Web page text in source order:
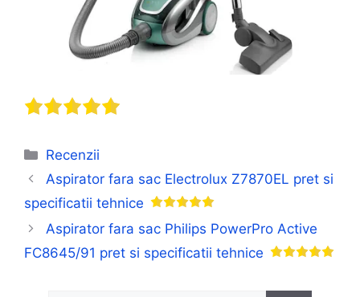
Categorii
Recenzii
Aspirator fara sac Electrolux Z7870EL pret si
specificatii tehnice
Aspirator fara sac Philips PowerPro Active
FC8645/91 pret si specificatii tehnice